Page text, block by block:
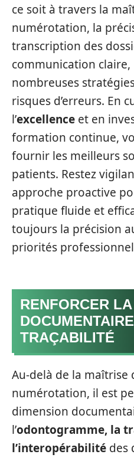
ce soit à travers la
numérotation, la
transcription des
communication claire,
nombreuses
risques d’erreurs. En
l’excellence et en
formation continue,
fournir les meilleurs
patients. Restez
approche proactive
pratique fluide et
toujours la précision
priorités
RENFORCER
TRAÇABILITÉ
Au-delà de la maîtrise
numérotation, il est
dimension
l’odontogramme, la
l’interopérabilité des